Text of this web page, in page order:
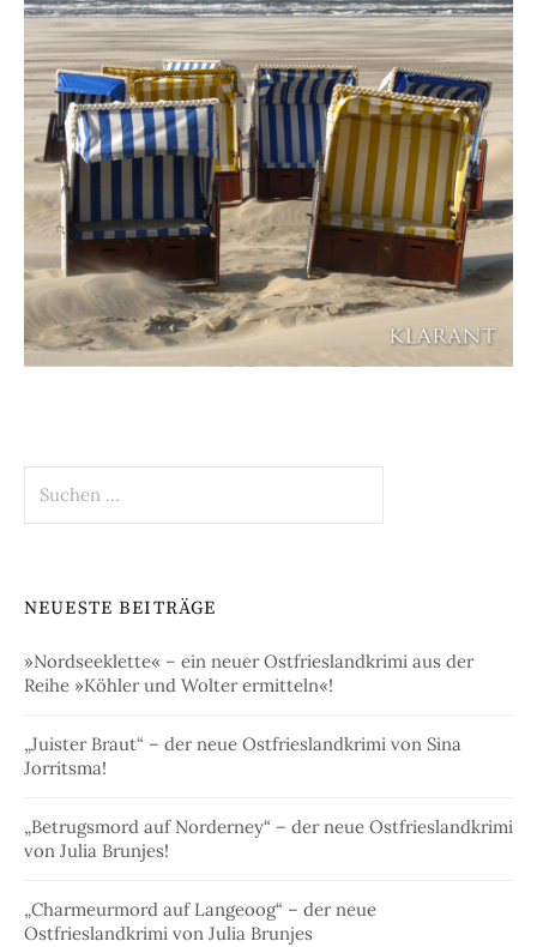
nach:
NEUESTE BEITRÄGE
»Nordseeklette« – ein neuer Ostfrieslandkrimi aus der
Reihe »Köhler und Wolter ermitteln«!
„Juister Braut“ – der neue Ostfrieslandkrimi von Sina
Jorritsma!
„Betrugsmord auf Norderney“ – der neue Ostfrieslandkrimi
von Julia Brunjes!
„Charmeurmord auf Langeoog“ – der neue
Ostfrieslandkrimi von Julia Brunjes